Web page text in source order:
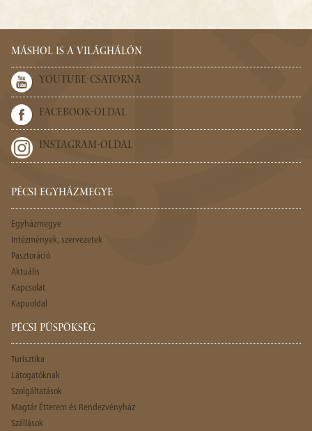
MÁSHOL IS A VILÁGHÁLÓN
YOUTUBE-CSATORNA
FACEBOOK-OLDAL
INSTAGRAM-OLDAL
PÉCSI EGYHÁZMEGYE
Egyházmegye
Intézmények, szervezetek
Pasztoráció
Aktuális
Kapcsolat
Kapuoldal
PÉCSI PÜSPÖKSÉG
Turisztika
Látogatóknak
Szolgáltatások
Magtár Étterem és Rendezvényház
Szállások